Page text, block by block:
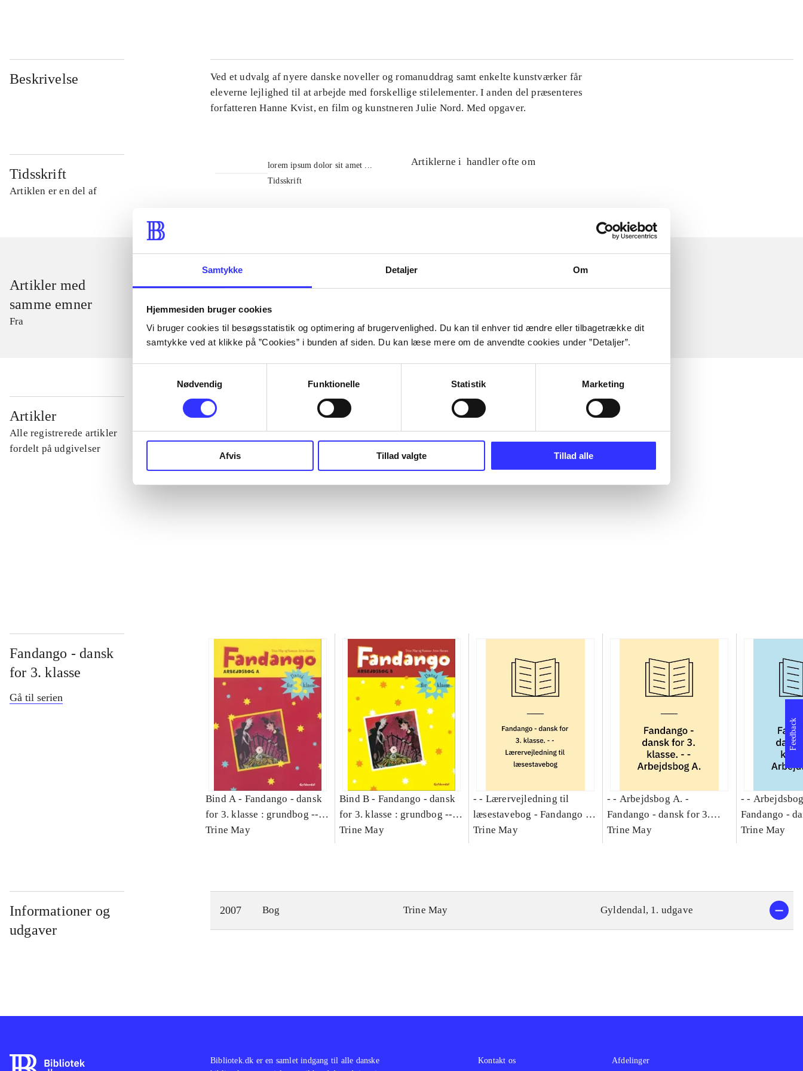
Samtykke Detaljer Om
Hjemmesiden bruger cookies
Vi bruger cookies til besøgsstatistik og optimering af brugervenlighed. Du kan til enhver tid ændre eller tilbagetrække dit
samtykke ved at klikke på ”Cookies” i bunden af siden. Du kan læse mere om de anvendte cookies under ”Detaljer”.
Nødvendig
Funktionelle Statistik Marketing
Afvis Tillad valgte Tillad alle
Beskrivelse
Ved et udvalg af nyere danske noveller og romanuddrag samt enkelte kunstværker får
eleverne lejlighed til at arbejde med forskellige stilelementer. I anden del præsenteres
forfatteren Hanne Kvist, en film og kunstneren Julie Nord. Med opgaver.
Tidsskrift
Artiklen er en del af
lorem ipsum dolor sit amet ...
Tidsskrift
Artiklerne i handler ofte om
Artikler med
samme emner
Fra
Artikler
Alle registrerede artikler
fordelt på udgivelser
...
...
Fandango - dansk
for 3. klasse
Gå til serien
Bind A - Fandango - dansk
for 3. klasse : grundbog --
Arbejdsbog. Bind A
Trine May
Bind B - Fandango - dansk
for 3. klasse : grundbog --
Arbejdsbog. Bind B
Trine May
- - Lærervejledning til
læsestavebog - Fandango -
dansk for 3. klasse :
Trine May
- - Arbejdsbog A. -
Fandango - dansk for 3.
klasse : grundbog. - -
Trine May
- -
Fandango -
klasse :
Trine May
Informationer og
udgaver
2007 Bog Trine May Gyldendal, 1. udgave
Feedback
Bibliotek.dk er en samlet indgang til alle danske
Kontakt os Afdelinger